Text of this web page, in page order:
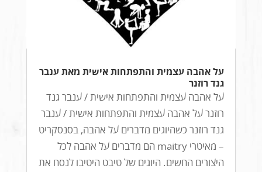
על אהבה עצמית והתפתחות אישית מאת ענבר
גנד רוזנר
על אהבה עצמית והתפתחות אישית / ענבר גנד
רוזנר על אהבה עצמית והתפתחות אישית / ענבר
גנד רוזנר כשהיוגים מדברים על אהבה, בסנסקריט
– מאיטרי maitry הם מדברים על אהבה לכל
היצורים החשים. היוגים של טיבט היטיבו לנסח את